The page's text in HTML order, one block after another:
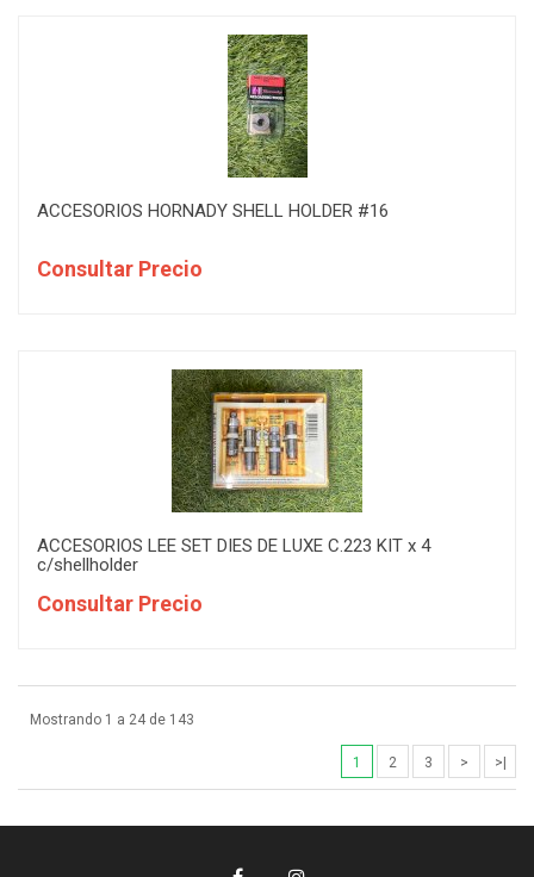
ACCESORIOS HORNADY SHELL HOLDER #16
Consultar Precio
ACCESORIOS LEE SET DIES DE LUXE C.223 KIT x 4
c/shellholder
Consultar Precio
Mostrando 1 a 24 de 143
1 2 3 > >|